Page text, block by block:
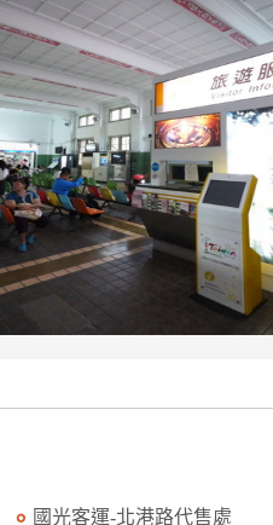
國光客運-北港路代售處